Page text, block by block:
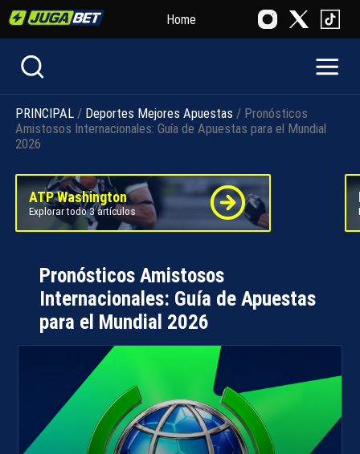
Home
PRINCIPAL / Deportes Mejores Apuestas / Pronósticos
Amistosos Internacionales: Guía de Apuestas para el Mundial
2026
ATP Washington
Explorar todo 3 artículos
Pronósticos Amistosos
Internacionales: Guía de Apuestas
para el Mundial 2026